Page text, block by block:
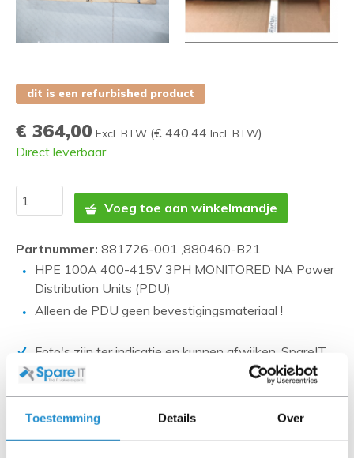
Toestemming Details Over
dit is een refurbished product
€ 364,00 Excl. BTW (€ 440,44 Incl. BTW)
Direct leverbaar
Voeg toe aan winkelmandje
Partnummer: 881726-001 ,880460-B21
HPE 100A 400-415V 3PH MONITORED NA Power
Distribution Units (PDU)
Alleen de PDU geen bevestigingsmateriaal !
Foto's zijn ter indicatie en kunnen afwijken. SpareIT
probeert dit zo correct mogelijk weer te geven.
Disclaimer:
Product foto’s en specificaties worden beschikbaar